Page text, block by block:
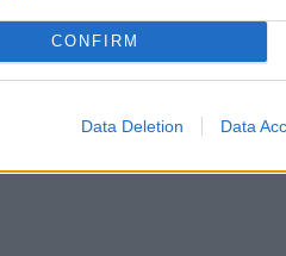
CONFIRM
Data Deletion Data